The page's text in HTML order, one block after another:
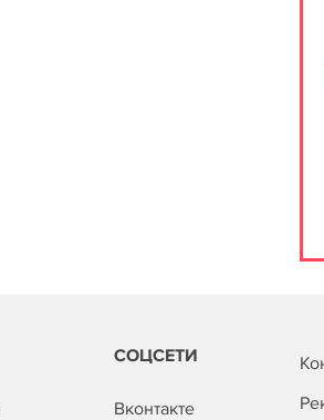
СОЦСЕТИ
Вконтакте